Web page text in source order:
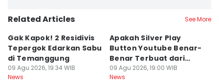
Related Articles See More
Gak Kapok! 2 Residivis
Tepergok Edarkan Sabu
di Temanggung
09 Agu 2026, 19:34 WIB
News
Apakah Silver Play
Button Youtube Benar-
Benar Terbuat dari
Perak Murni? Ini
Faktanya
09 Agu 2026, 19:00 WIB
News